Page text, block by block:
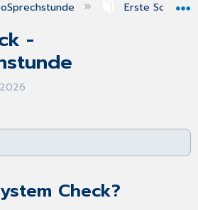
global hierarchyErste Schritte
-
Check?